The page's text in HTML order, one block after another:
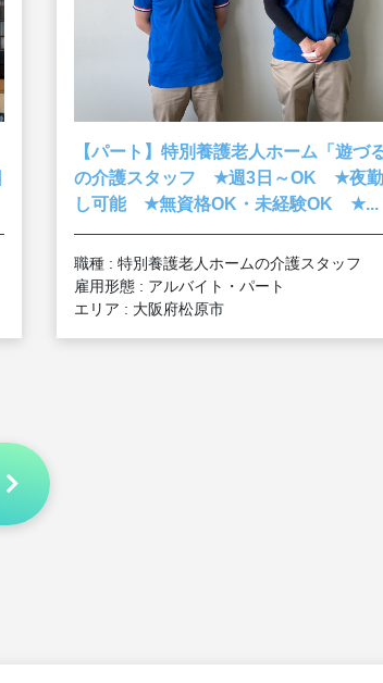
【パート】特別養護老人ホーム「遊づる
の介護スタッフ ★週3日～OK ★夜
し可能 ★無資格OK・未経験OK ★...
職種 : 特別養護老人ホームの介護スタッフ
雇用形態 : アルバイト・パート
エリア : 大阪府松原市